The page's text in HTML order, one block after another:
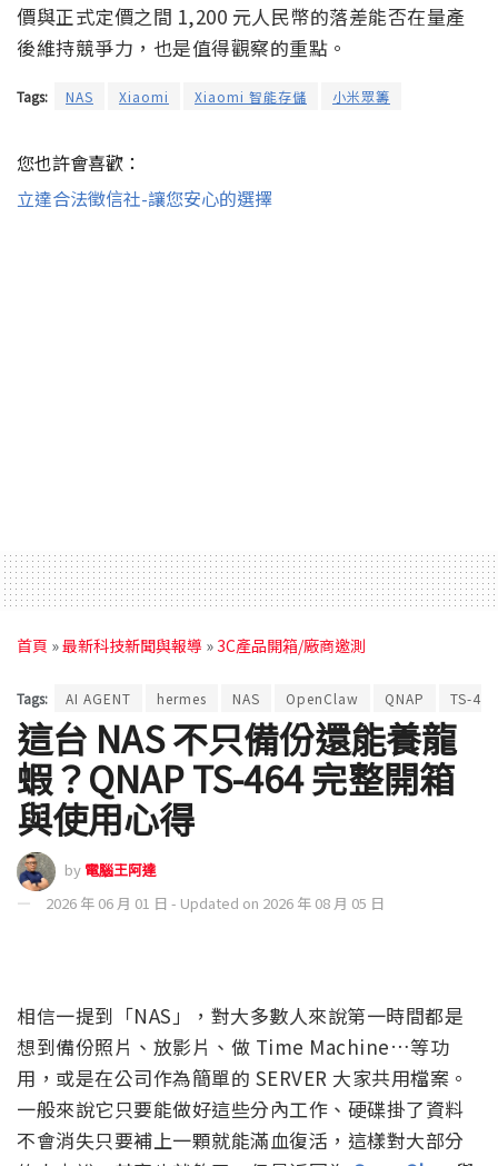
價與正式定價之間 1,200 元人民幣的落差能否在量產
後維持競爭力，也是值得觀察的重點。
Tags: NAS Xiaomi Xiaomi 智能存儲 小米眾籌
您也許會喜歡：
立達合法徵信社-讓您安心的選擇
首頁 »最新科技新聞與報導 »3C產品開箱/廠商邀測
Tags: AI AGENT hermes NAS OpenClaw QNAP TS-464
這台 NAS 不只備份還能養龍
蝦？QNAP TS-464 完整開箱
與使用心得
by 電腦王阿達
2026 年 06 月 01 日 - Updated on 2026 年 08 月 05 日
相信一提到「NAS」，對大多數人來說第一時間都是
想到備份照片、放影片、做 Time Machine…等功
用，或是在公司作為簡單的 SERVER 大家共用檔案。
一般來說它只要能做好這些分內工作、硬碟掛了資料
不會消失只要補上一顆就能滿血復活，這樣對大部分